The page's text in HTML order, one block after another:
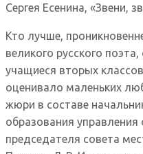
Сергея Есенина, «Звени,
Кто лучше,
великого русского
учащиеся вторых
оценивало маленьких
жюри в составе
образования
председателя совета